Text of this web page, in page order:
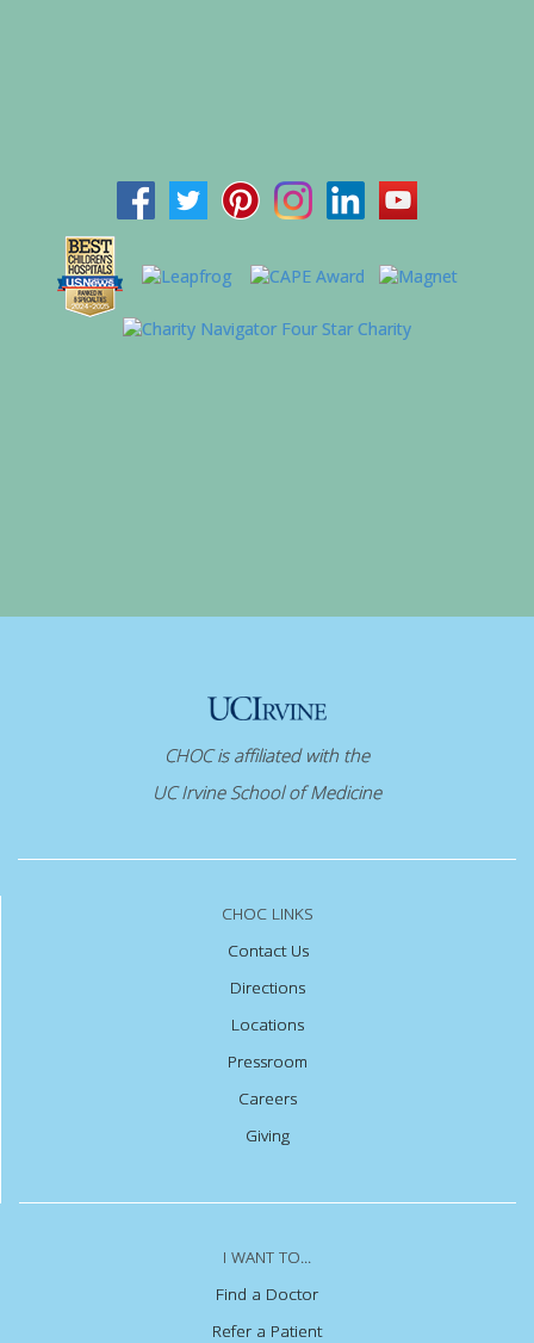
CHOC is affiliated with the
UC Irvine School of Medicine
CHOC LINKS
Contact Us
Directions
Locations
Pressroom
Careers
Giving
I WANT TO...
Find a Doctor
Refer a Patient